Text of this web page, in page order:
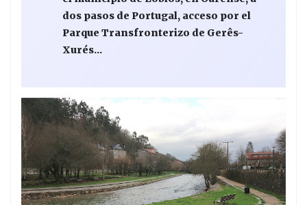
dos pasos de Portugal, acceso por el
Parque Transfronterizo de Gerês-
Xurés...